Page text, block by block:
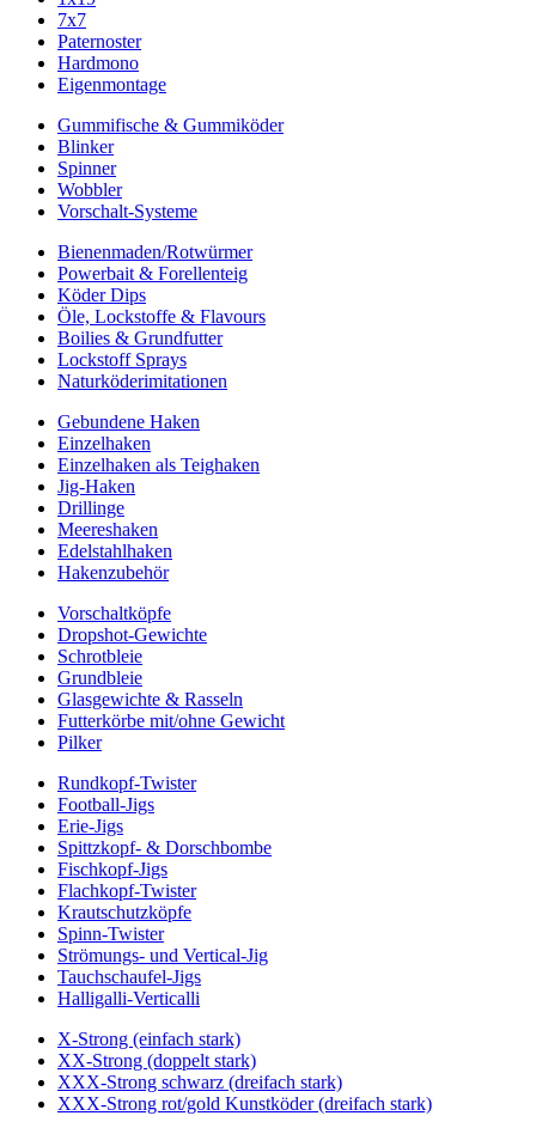
7x7
Paternoster
Hardmono
Eigenmontage
Gummifische & Gummiköder
Blinker
Spinner
Wobbler
Vorschalt-Systeme
Bienenmaden/Rotwürmer
Powerbait & Forellenteig
Köder Dips
Öle, Lockstoffe & Flavours
Boilies & Grundfutter
Lockstoff Sprays
Naturköderimitationen
Gebundene Haken
Einzelhaken
Einzelhaken als Teighaken
Jig-Haken
Drillinge
Meereshaken
Edelstahlhaken
Hakenzubehör
Vorschaltköpfe
Dropshot-Gewichte
Schrotbleie
Grundbleie
Glasgewichte & Rasseln
Futterkörbe mit/ohne Gewicht
Pilker
Rundkopf-Twister
Football-Jigs
Erie-Jigs
Spittzkopf- & Dorschbombe
Fischkopf-Jigs
Flachkopf-Twister
Krautschutzköpfe
Spinn-Twister
Strömungs- und Vertical-Jig
Tauchschaufel-Jigs
Halligalli-Verticalli
X-Strong (einfach stark)
XX-Strong (doppelt stark)
XXX-Strong schwarz (dreifach stark)
XXX-Strong rot/gold Kunstköder (dreifach stark)